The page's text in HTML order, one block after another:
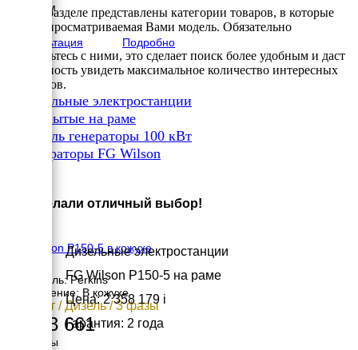
1850 мм
Консультация
Подробно
FG Wilson P150-5 в кожухе
Двигатель: Perkins
Исполнение: В кожухе
108 кВт / Дизель / 3 фазы
2 793 661
Размеры
В этом разделе представлены категории товаров, в которые
входит просматриваемая Вами модель. Обязательно
ознакомьтесь с ними, это сделает поиск более удобным и даст
возможность увидеть максимальное количество интересных
вариантов.
Дизельные электростанции
Открытые на раме
Дизель генераторы 100 кВт
Генераторы FG Wilson
Вы сделали отличный выбор!
Дизельные электростанции
FG Wilson P150-5 на раме
Цена: 2 358 179 i
Гарантия: 2 года